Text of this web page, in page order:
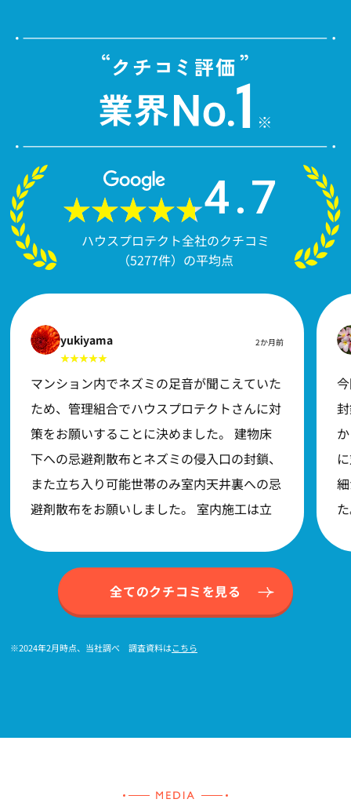
4.7
ハウスプロテクト全社のクチコミ
（5277件）の平均点
yukiyama 2か月前
マンション内でネズミの足音が聞こえていた
ため、管理組合でハウスプロテクトさんに対
策をお願いすることに決めました。 建物床
下への忌避剤散布とネズミの侵入口の封鎖、
また立ち入り可能世帯のみ室内天井裏への忌
避剤散布をお願いしました。 室内施工は立
と聞こえなくなりました。 忌避剤は数種類
の中から選ぶことができるのですが(強力な
じ)、これまで自分たちで市販の忌避剤、殺
忌避剤でお願いして良かったと思います。
全てのクチコミを見る
※2024年2月時点、当社調べ 調査資料はこちら